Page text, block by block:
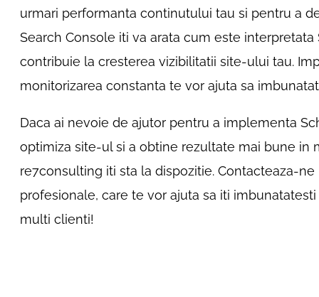
urmari performanta continutului tau si pentru a
Search Console iti va arata cum este
contribuie la cresterea vizibilitatii site-ului tau.
monitorizarea constanta te vor ajuta sa
Daca ai nevoie de ajutor pentru a implementa
optimiza site-ul si a obtine rezultate mai bune in
re7consulting iti sta la dispozitie. Contacteaza-
profesionale, care te vor ajuta sa iti
multi clienti!